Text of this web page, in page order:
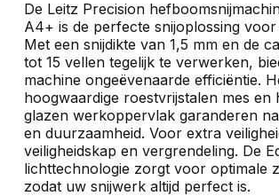
De Leitz Precision
A4+ is de perfecte snijoplossing
Met een snijdikte van 1,5 mm en de
tot 15 vellen tegelijk te verwerken,
machine ongeëvenaarde efficiëntie.
hoogwaardige roestvrijstalen mes en
glazen werkoppervlak garanderen
en duurzaamheid. Voor extra
veiligheidskap en vergrendeling. De
lichttechnologie zorgt voor optimale
zodat uw snijwerk altijd perfect is.